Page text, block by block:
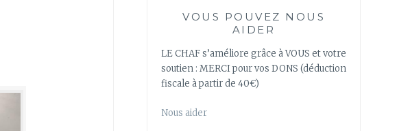
VOUS POUVEZ NOUS
AIDER
LE CHAF s’améliore grâce à VOUS et votre
soutien : MERCI pour vos DONS (déduction
fiscale à partir de 40€)
Nous aider